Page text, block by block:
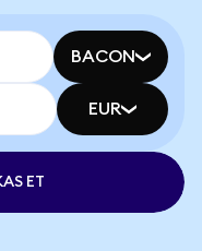
BACON
EUR
ET